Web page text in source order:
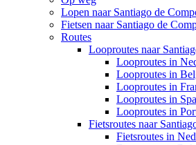
Lopen naar Santiago de
Fietsen naar Santiago de
Routes
Looproutes naar
Looproutes in
Looproutes in
Looproutes in
Looproutes in
Looproutes in
Fietsroutes naar
Fietsroutes in